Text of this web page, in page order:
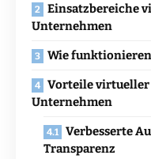
Einsatzbereiche
Unternehmen
Wie
Vorteile
Unternehmen
Verbesserte
Transparenz